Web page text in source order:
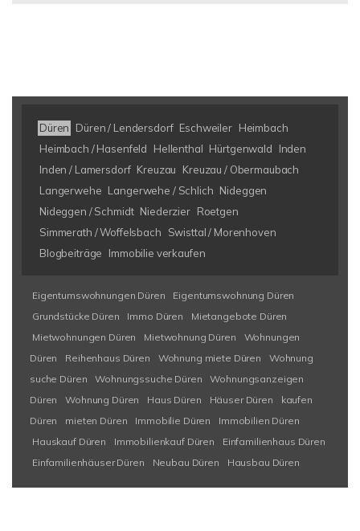
Düren Düren / Lendersdorf Eschweiler Heimbach
Heimbach / Hasenfeld
Hellenthal Hürtgenwald
Inden
Inden / Lamersdorf Kreuzau
Kreuzau / Obermaubach
Langerwehe Langerwehe / Schlich Nideggen
Nideggen / Schmidt Niederzier Roetgen
Simmerath / Woffelsbach
Swisttal / Morenhoven
Blogbeiträge
Immobilie verkaufen
Eigentumswohnungen Düren
Eigentumswohnung Düren
Grundstücke Düren
Immo Düren
Mietangebote Düren
Mietwohnungen Düren
Mietwohnung Düren
Wohnungen
Düren
Reihenhaus Düren Wohnung miete Düren
Wohnung
suche Düren
Wohnungssuche Düren
Wohnungsanzeigen
Düren
Wohnung Düren Haus Düren Häuser Düren
kaufen
Düren
mieten Düren Immobilie Düren
Immobilien Düren
Hauskauf Düren
Immobilienkauf Düren
Einfamilienhaus Düren
Einfamilienhäuser Düren
Neubau Düren Hausbau Düren